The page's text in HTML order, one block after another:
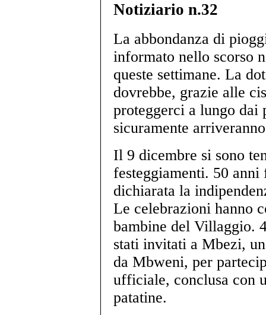
Notiziario n.32
La abbondanza di
informato nello scorso
queste settimane. La
dovrebbe, grazie alle
proteggerci a lungo dai
sicuramente
Il 9 dicembre si sono
festeggiamenti. 50
dichiarata la
Le celebrazioni hanno
bambine del Villaggio.
stati invitati a Mbezi,
da Mbweni, per
ufficiale, conclusa con
patatine.